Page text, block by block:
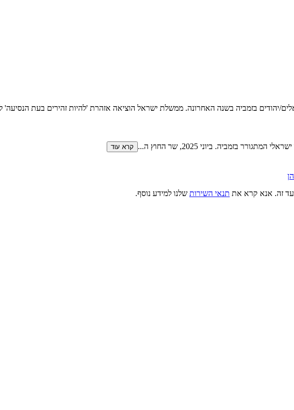
יהודים בזמביה בשנה האחרונה. ממשלת ישראל הוציאה אזהרת 'להיות זהירים בעת הנסיעה'
בזמביה. ביוני 2025, שר החוץ ה
... קרא עוד
זה. אנא קרא את תנאי השירות שלנו למידע נוסף.